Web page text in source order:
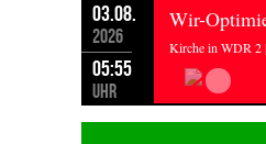
03.08.
2026
05:55
Uhr
Wir-
Kirche in WDR 2